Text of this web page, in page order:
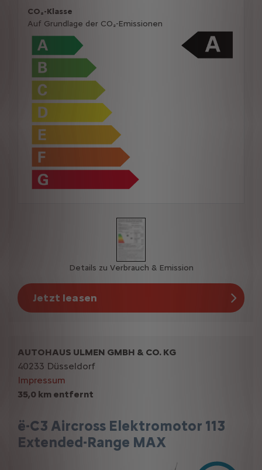
CO₂-Klasse
Auf Grundlage der CO₂-Emissionen
Details zu Verbrauch & Emission
Jetzt leasen
35,0 km entfernt
ë-C3 Aircross Elektromotor 113
Extended-Range MAX
AUTOHAUS ULMEN GMBH & CO. KG
40233 Düsseldorf
Impressum